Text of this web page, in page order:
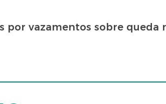
por vazamentos sobre queda